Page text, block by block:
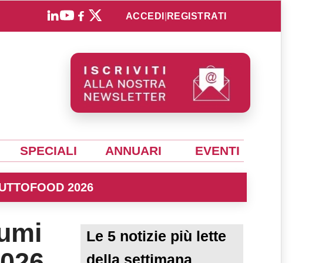
ACCEDI REGISTRATI
SPECIALI ANNUARI EVENTI
2026
Le 5 notizie più lette
della settimana